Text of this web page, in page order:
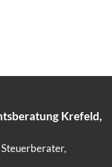
Krefeld,